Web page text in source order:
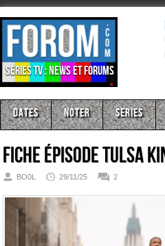
Séries TV : news et forums
Dates Noter Series
Fiche épisodeTulsa
BO0L 29/11/25 2